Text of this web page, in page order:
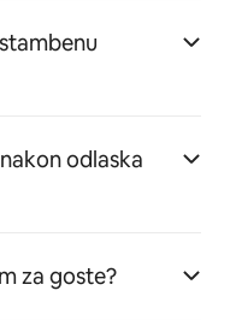
odlaska
za goste?